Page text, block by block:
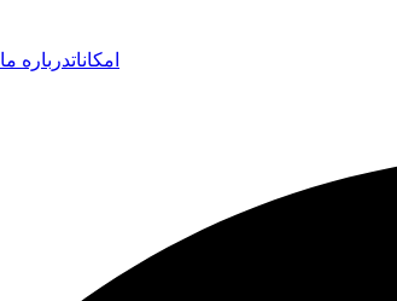
امکاناتدرباره ما